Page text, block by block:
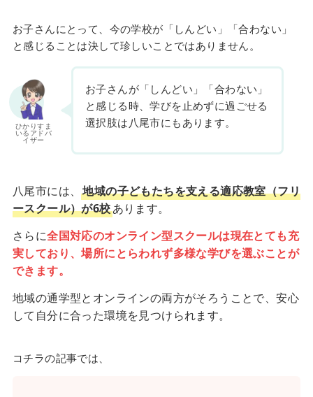
お子さんにとって、今の学校が「しんどい」「合わない」
と感じることは決して珍しいことではありません。
ひかりすま
いるアドバ
イザー
お子さんが「しんどい」「合わない」
と感じる時、学びを止めずに過ごせる
選択肢は八尾市にもあります。
八尾市には、地域の子どもたちを支える適応教室（フリ
ースクール）が6校あります。
さらに全国対応のオンライン型スクールは現在とても充
実しており、場所にとらわれず多様な学びを選ぶことが
できます。
地域の通学型とオンラインの両方がそろうことで、安心
して自分に合った環境を見つけられます。
コチラの記事では、